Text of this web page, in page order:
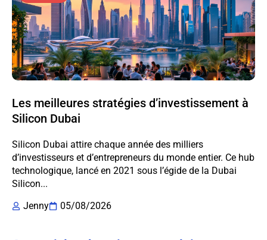
Les meilleures stratégies d’investissement à
Silicon Dubai
Silicon Dubai attire chaque année des milliers
d’investisseurs et d’entrepreneurs du monde entier. Ce hub
technologique, lancé en 2021 sous l’égide de la Dubai
Silicon...
Jenny
05/08/2026